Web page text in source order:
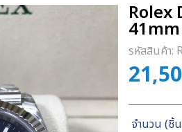
Rolex
41mm
รหัสสินค้า: